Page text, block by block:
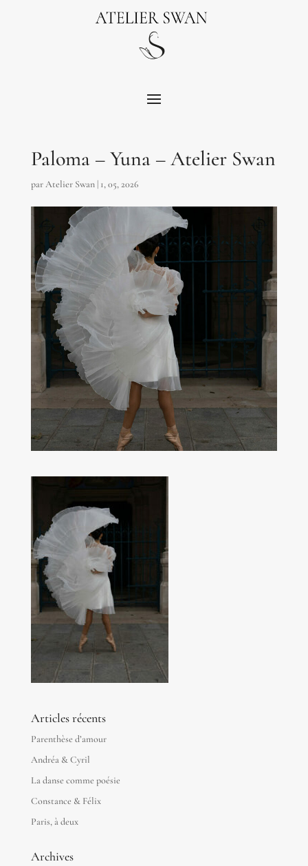
Paloma – Yuna – Atelier Swan
parAtelier Swan| 1, 05, 2026
Articles récents
Parenthèse d’amour
Andréa & Cyril
La danse comme poésie
Constance & Félix
Paris, à deux
Archives